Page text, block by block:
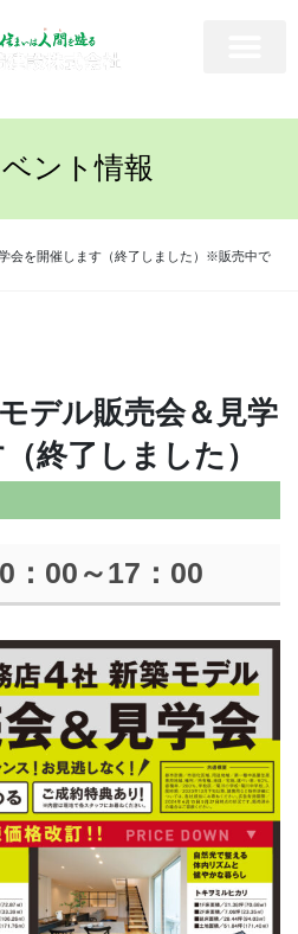
ント情報
会を開催します（終了しました）※販売中で
デル販売会＆見学
終了しました）
00～17：00